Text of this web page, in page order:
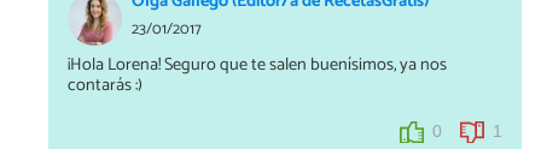
23/01/2017
¡Hola Lorena! Seguro que te salen buenísimos, ya nos
contarás :)
0 1